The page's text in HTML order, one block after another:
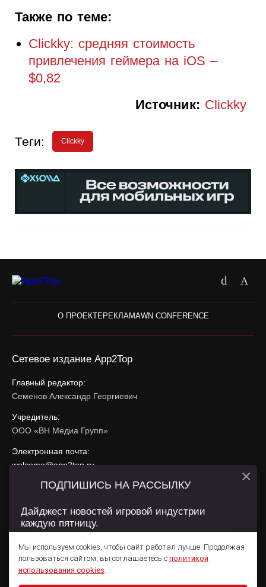
Также по теме:
Clickky: средняя стоимость
привлечения геймера на iOS –
$0,82
Источник: Clickky
Теги: Clickky
О ПРОЕКТЕРЕКЛАМАWN CONFERENCE
Сетевое издание App2Top
Главный редактор:
Семенов Александр Георгиевич
Учредитель:
ООО «ВН Медиа Групп»
Электронная почта:
welcome@app2top.ru
При использовании материалов активная ссылка на
Сайт использует IP адреса, cookie, данные геолокации
использования содержатся вПолитике конфиденциальностии
Пользовательском соглашении .
Мы используем cookies, чтобы сайт работал лучше. Продолжая
пользоваться сайтом, вы соглашаетесь с политикой
использования cookies.
ПОДПИШИСЬ НА РАССЫЛКУ
Дайджест новостей игровой индустрии
каждую пятницу.
×